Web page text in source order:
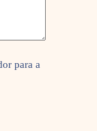
para a